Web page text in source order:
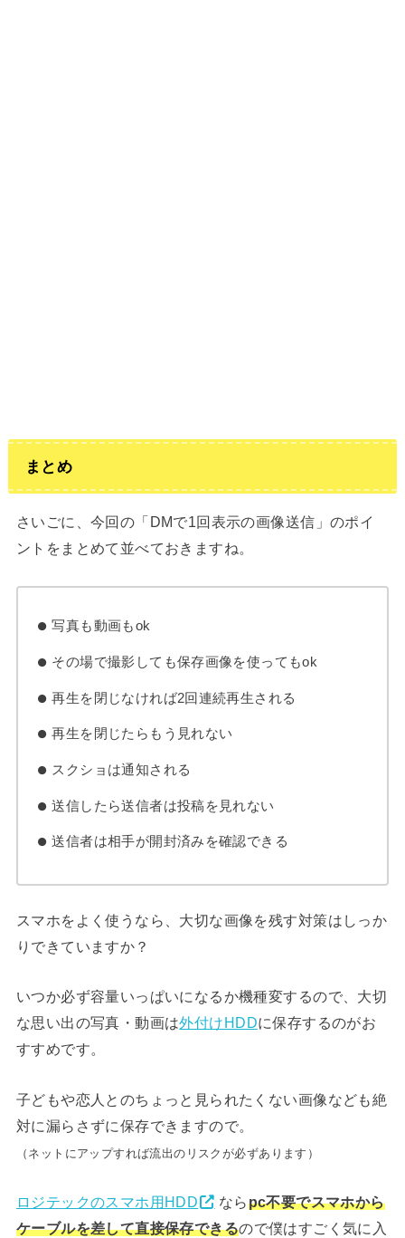
まとめ
さいごに、今回の「DMで1回表示の画像送信」のポイ
ントをまとめて並べておきますね。
写真も動画もok
その場で撮影しても保存画像を使ってもok
再生を閉じなければ2回連続再生される
再生を閉じたらもう見れない
スクショは通知される
送信したら送信者は投稿を見れない
送信者は相手が開封済みを確認できる
スマホをよく使うなら、大切な画像を残す対策はしっか
りできていますか？
いつか必ず容量いっぱいになるか機種変するので、大切
な思い出の写真・動画は外付けHDDに保存するのがお
すすめです。
子どもや恋人とのちょっと見られたくない画像なども絶
対に漏らさずに保存できますので。
（ネットにアップすれば流出のリスクが必ずあります）
ロジテックのスマホ用HDD ならpc不要でスマホから
ケーブルを差して直接保存できるので僕はすごく気に入